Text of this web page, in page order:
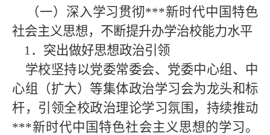
（一）深入学习贯彻***新时代中国特色
社会主义思想，不断提升办学治校能力水平
1．突出做好思想政治引领
学校坚持以党委常委会、党委中心组、中
心组（扩大）等集体政治学习会为龙头和标
杆，引领全校政治理论学习氛围，持续推动
***新时代中国特色社会主义思想的学习。